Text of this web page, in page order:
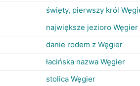
święty, pierwszy król
największe jezioro Węgier
danie rodem z Węgier
łacińska nazwa Węgier
stolica Węgier